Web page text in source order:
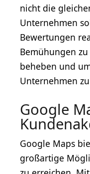
nicht die
Unternehmen
Bewertungen
Bemühungen
beheben und
Unternehmen
Google
Google Maps
großartige